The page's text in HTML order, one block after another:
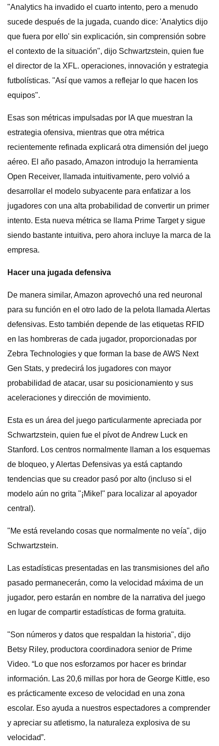
"Analytics ha invadido el cuarto intento, pero a menudo
sucede después de la jugada, cuando dice: 'Analytics dijo
que fuera por ello' sin explicación, sin comprensión sobre
el contexto de la situación", dijo Schwartzstein, quien fue
el director de la XFL. operaciones, innovación y estrategia
futbolísticas. "Así que vamos a reflejar lo que hacen los
equipos".
Esas son métricas impulsadas por IA que muestran la
estrategia ofensiva, mientras que otra métrica
recientemente refinada explicará otra dimensión del juego
aéreo. El año pasado, Amazon introdujo la herramienta
Open Receiver, llamada intuitivamente, pero volvió a
desarrollar el modelo subyacente para enfatizar a los
jugadores con una alta probabilidad de convertir un primer
intento. Esta nueva métrica se llama Prime Target y sigue
siendo bastante intuitiva, pero ahora incluye la marca de la
empresa.
Hacer una jugada defensiva
De manera similar, Amazon aprovechó una red neuronal
para su función en el otro lado de la pelota llamada Alertas
defensivas. Esto también depende de las etiquetas RFID
en las hombreras de cada jugador, proporcionadas por
Zebra Technologies y que forman la base de AWS Next
Gen Stats, y predecirá los jugadores con mayor
probabilidad de atacar, usar su posicionamiento y sus
aceleraciones y dirección de movimiento.
Esta es un área del juego particularmente apreciada por
Schwartzstein, quien fue el pívot de Andrew Luck en
Stanford. Los centros normalmente llaman a los esquemas
de bloqueo, y Alertas Defensivas ya está captando
tendencias que su creador pasó por alto (incluso si el
modelo aún no grita "¡Mike!" para localizar al apoyador
central).
"Me está revelando cosas que normalmente no veía", dijo
Schwartzstein.
Las estadísticas presentadas en las transmisiones del año
pasado permanecerán, como la velocidad máxima de un
jugador, pero estarán en nombre de la narrativa del juego
en lugar de compartir estadísticas de forma gratuita.
"Son números y datos que respaldan la historia", dijo
Betsy Riley, productora coordinadora senior de Prime
Video. “Lo que nos esforzamos por hacer es brindar
información. Las 20,6 millas por hora de George Kittle, eso
es prácticamente exceso de velocidad en una zona
escolar. Eso ayuda a nuestros espectadores a comprender
y apreciar su atletismo, la naturaleza explosiva de su
velocidad”.